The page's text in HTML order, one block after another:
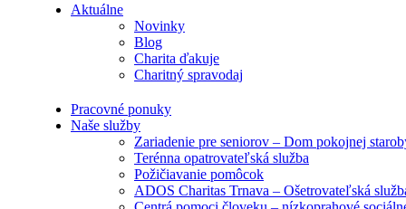
Aktuálne
Novinky
Blog
Charita ďakuje
Charitný spravodaj
Pracovné ponuky
Naše služby
Zariadenie pre seniorov – Dom pokojnej
Terénna opatrovateľská služba
Požičiavanie pomôcok
ADOS Charitas Trnava – Ošetrovateľská